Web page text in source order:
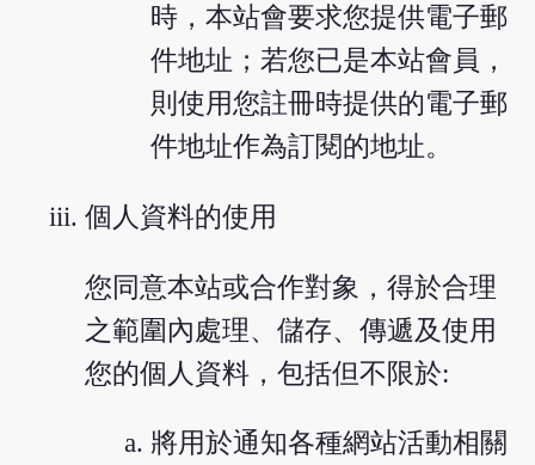
時，本站會要求您提供電子郵
件地址；若您已是本站會員，
則使用您註冊時提供的電子郵
件地址作為訂閱的地址。
個人資料的使用
您同意本站或合作對象，得於合理
之範圍內處理、儲存、傳遞及使用
您的個人資料，包括但不限於:
將用於通知各種網站活動相關